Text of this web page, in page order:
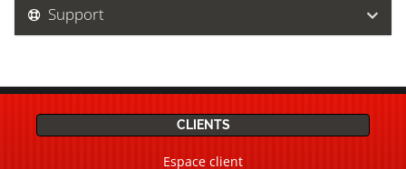
Support
CLIENTS
Espace client